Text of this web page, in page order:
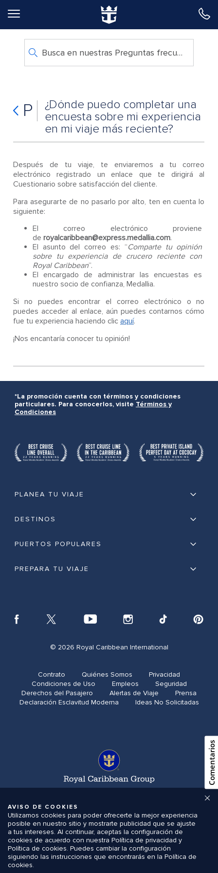
AVISO DE COOKIES
Utilizamos cookies para poder ofrecerte la mejor experiencia
posible en nuestro sitio y mostrarte publicidad que se ajuste
a tus intereses. Al continuar, aceptas la configuración de
cookies de acuerdo con nuestra Política de privacidad y
Política de cookies. Puedes cambiar la configuración
siguiendo las instrucciones que encontrarás en la Política de
cookies.
Busca en nuestras Preguntas frecuentes
P
¿Dónde puedo completar una
encuesta sobre mi experiencia
en mi viaje más reciente?
Después de tu viaje, te enviaremos a tu correo
electrónico registrado un enlace que te dirigirá al
Cuestionario sobre satisfacción del cliente.
Para asegurarte de no pasarlo por alto, ten en cuenta lo
siguiente:
El correo electrónico proviene
de royalcaribbean@express.medallia.com.
El asunto del correo es: “Comparte tu opinión
sobre tu experiencia de crucero reciente con
Royal Caribbean”.
El encargado de administrar las encuestas es
nuestro socio de confianza, Medallia.
Si no puedes encontrar el correo electrónico o no
puedes acceder al enlace, aún puedes contarnos cómo
fue tu experiencia haciendo clic aquí.
¡Nos encantaría conocer tu opinión!
*La promoción cuenta con términos y condiciones
particulares. Para conocerlos, visite Términos y
Condiciones
PLANEA TU VIAJE
DESTINOS
PUERTOS POPULARES
PREPARA TU VIAJE
© 2026 Royal Caribbean International
Contrato Quiénes Somos
Privacidad
Condiciones de Uso
Empleos
Seguridad
Derechos del Pasajero
Alertas de Viaje
Prensa
Declaración Esclavitud Moderna
Ideas No Solicitadas
Comentarios